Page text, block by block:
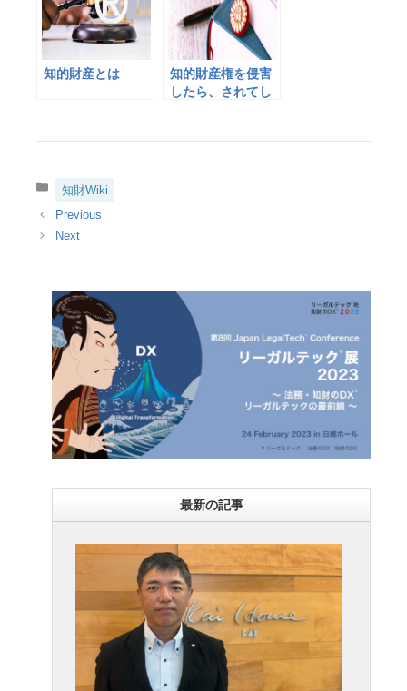
知的財産とは
知的財産権を侵害
したら、されてし
カ
ゴ
リ
知財Wiki
最新の記事